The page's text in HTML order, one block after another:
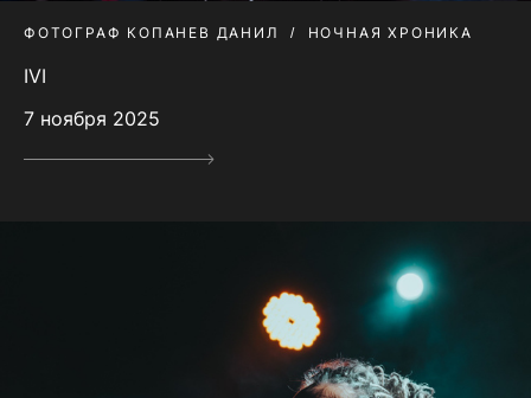
ФОТОГРАФ КОПАНЕВ ДАНИЛ НОЧНАЯ ХРОНИКА
IVI
7 ноября 2025